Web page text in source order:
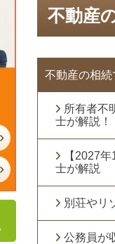
不動産
不動産の相
所有者不
士が解説！
【2027
士が解説
別荘やリ
公務員が